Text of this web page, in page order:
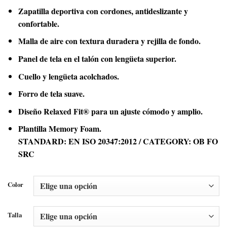
Zapatilla deportiva con cordones, antideslizante y
confortable.
Malla de aire con textura duradera y rejilla de fondo.
Panel de tela en el talón con lengüeta superior.
Cuello y lengüeta acolchados.
Forro de tela suave.
Diseño Relaxed Fit® para un ajuste cómodo y amplio.
Plantilla Memory Foam.
STANDARD: EN ISO 20347:2012 / CATEGORY: OB FO
SRC
Color
Talla